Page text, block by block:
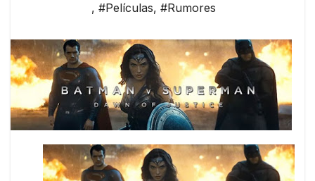
, #Películas, #Rumores